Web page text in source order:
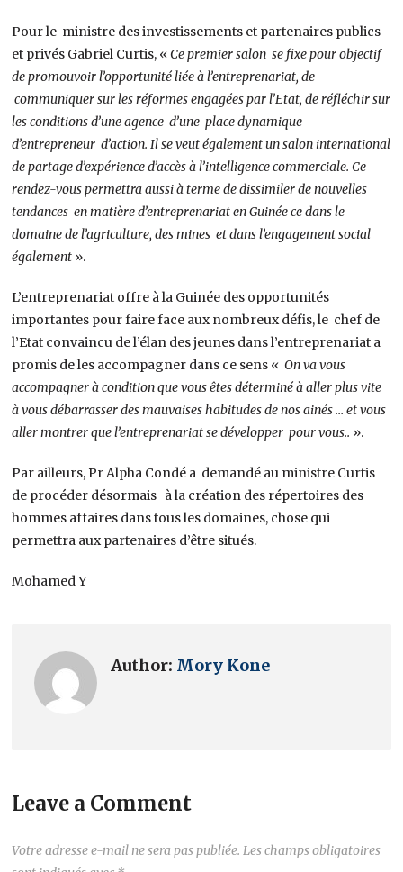
Pour le ministre des investissements et partenaires publics
et privés Gabriel Curtis, «Ce premier salon se fixe pour objectif
de promouvoir l’opportunité liée à l’entreprenariat, de
communiquer sur les réformes engagées par l’Etat, de réfléchir sur
les conditions d’une agence d’une place dynamique
d’entrepreneur d’action. Il se veut également un salon international
de partage d’expérience d’accès à l’intelligence commerciale. Ce
rendez-vous permettra aussi à terme de dissimiler de nouvelles
tendances en matière d’entreprenariat en Guinée ce dans le
domaine de l’agriculture, des mines et dans l’engagement social
également ».
L’entreprenariat offre à la Guinée des opportunités
importantes pour faire face aux nombreux défis, le chef de
l’Etat convaincu de l’élan des jeunes dans l’entreprenariat a
promis de les accompagner dans ce sens «On va vous
accompagner à condition que vous êtes déterminé à aller plus vite
à vous débarrasser des mauvaises habitudes de nos ainés … et vous
aller montrer que l’entreprenariat se développer pour vous.. ».
Par ailleurs, Pr Alpha Condé a demandé au ministre Curtis
de procéder désormais à la création des répertoires des
hommes affaires dans tous les domaines, chose qui
permettra aux partenaires d’être situés.
Mohamed Y
Author: Mory Kone
Leave a Comment
Votre adresse e-mail ne sera pas publiée. Les champs obligatoires